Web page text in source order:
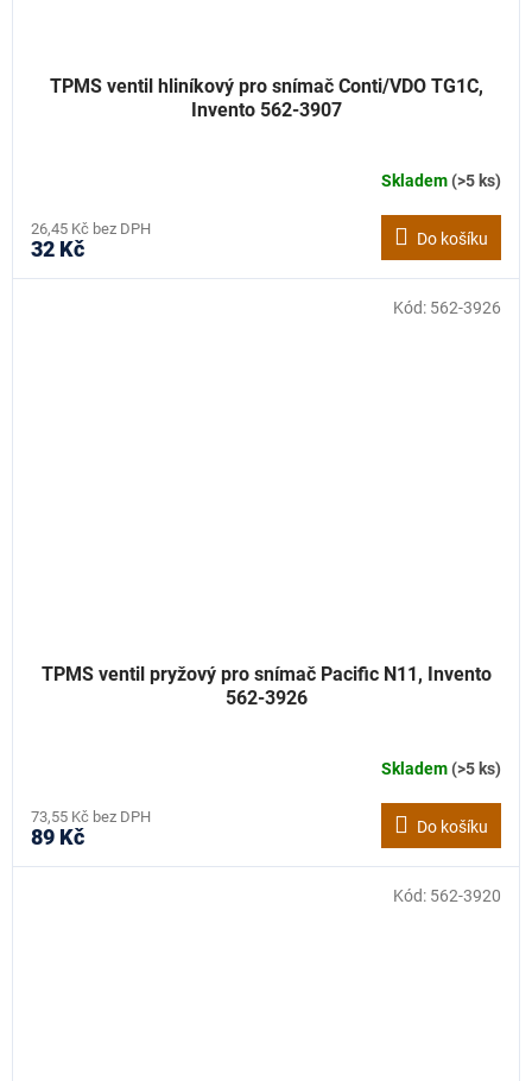
TPMS ventil hliníkový pro snímač Conti/VDO TG1C,
Invento 562-3907
Skladem(>5 ks)
26,45 Kč bez DPH
32 Kč Do košíku
TPMS ventil pryžový pro snímač Pacific N11, Invento
562-3926
Skladem(>5 ks)
73,55 Kč bez DPH
89 Kč Do košíku
Kód: 562-3926
Kód: 562-3920